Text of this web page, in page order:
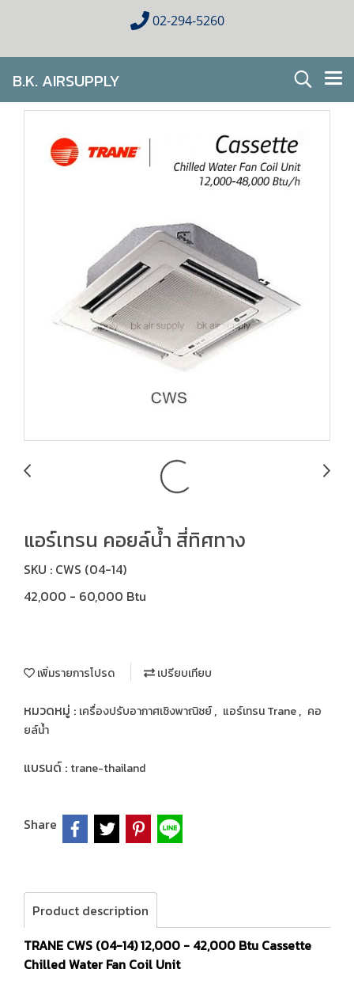
02-294-5260
B.K. AIRSUPPLY
AIR CONDITIONING FOR HOMES & BUSINESES
แอร์เทรน คอยล์น้ำ สี่ทิศทาง
SKU : CWS (04-14)
42,000 - 60,000 Btu
เพิ่มรายการโปรด เปรียบเทียบ
หมวดหมู่ : เครื่องปรับอากาศเชิงพาณิชย์, แอร์เทรน Trane, คอ
ยล์นํ้า
แบรนด์ : trane-thailand
Share
Product description
TRANE CWS (04-14)12,000 - 42,000 Btu Cassette
Chilled Water Fan Coil Unit